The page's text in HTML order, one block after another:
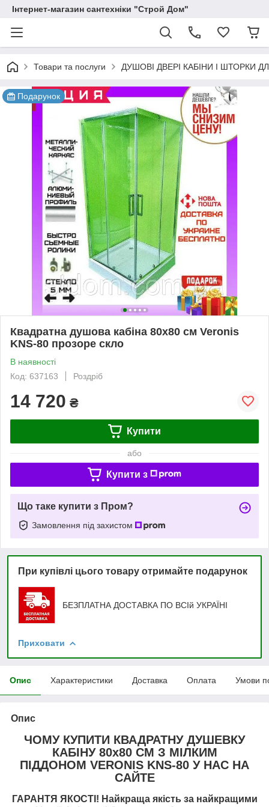
Інтернет-магазин сантехніки "Строй Дом"
Товари та послуги ДУШОВІ ДВЕРІ КАБІНИ І ШТОРКИ
Подарунок
Квадратна душова кабіна 80х80 см Veronis
KNS-80 прозоре скло
В наявності
Код: 637163
Роздріб
14 720 ₴
Купити
або
Купити з
Що таке купити з Пром?
Замовлення під захистом
При купівлі цього товару отримайте подарунок
БЕЗПЛАТНА ДОСТАВКА ПО ВСІй УКРАЇНІ
Приховати
Опис Характеристики Доставка Оплата Умови
Опис
ЧОМУ КУПИТИ КВАДРАТНУ ДУШЕВКУ
КАБІНУ 80х80 СМ З МІЛКИМ
ПІДДОНОМ VERONIS KNS-80 У НАС НА
САЙТЕ
ГАРАНТЯ ЯКОСТІ! Найкраща якість за найкращими